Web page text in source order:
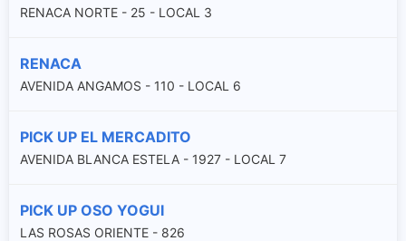
RENACA NORTE - 25 - LOCAL 3
RENACA
AVENIDA ANGAMOS - 110 - LOCAL 6
PICK UP EL MERCADITO
AVENIDA BLANCA ESTELA - 1927 - LOCAL 7
PICK UP OSO YOGUI
LAS ROSAS ORIENTE - 826